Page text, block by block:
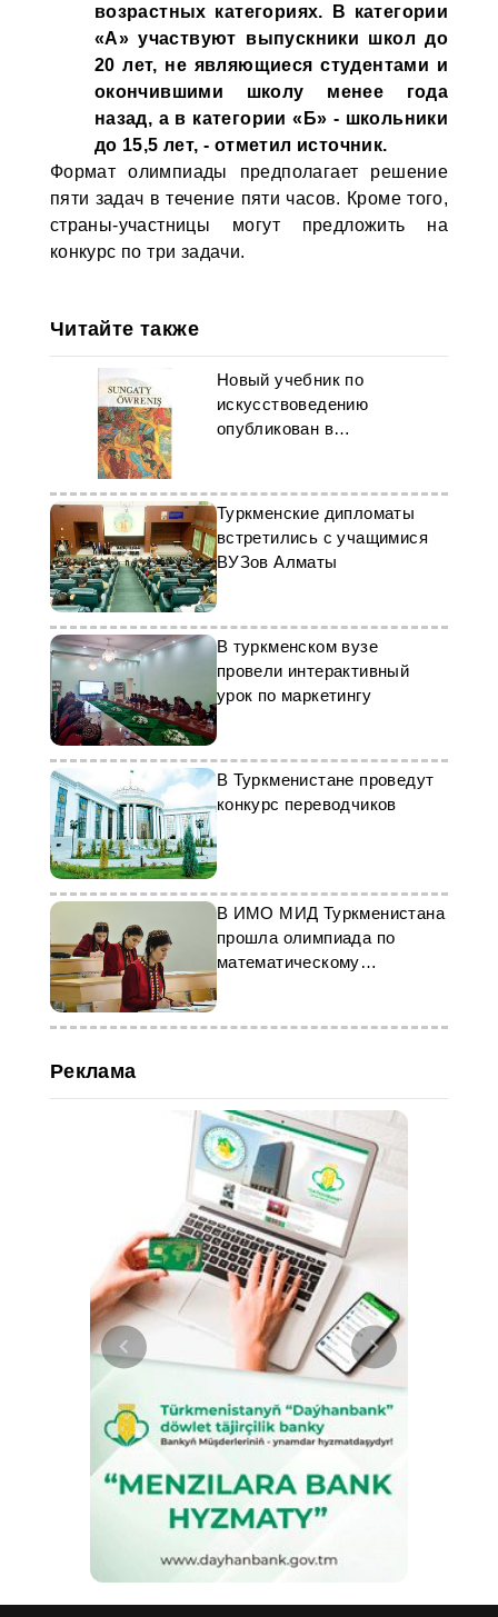
возрастных категориях. В категории
«А» участвуют выпускники школ до
20 лет, не являющиеся студентами и
окончившими школу менее года
назад, а в категории «Б» - школьники
до 15,5 лет, - отметил источник.
Формат олимпиады предполагает решение
пяти задач в течение пяти часов. Кроме того,
страны-участницы могут предложить на
конкурс по три задачи.
Читайте также
Новый учебник по
искусствоведению
опубликован в
Туркменские дипломаты
встретились с учащимися
ВУЗов Алматы
В туркменском вузе
провели интерактивный
урок по маркетингу
В Туркменистане проведут
конкурс переводчиков
В ИМО МИД Туркменистана
прошла олимпиада по
математическому
моделированию
Реклама